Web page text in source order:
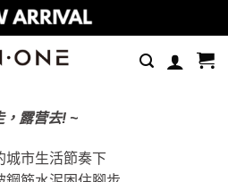
，露营去! ~
城市生活節奏下